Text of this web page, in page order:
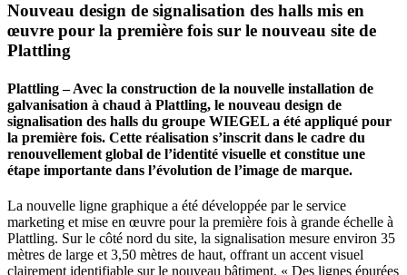
Nouveau design de signalisation des halls mis en
œuvre pour la première fois sur le nouveau site de
Plattling
Plattling– Avec la construction de la nouvelle installation de
galvanisation à chaud à Plattling, le nouveau design de
signalisation des halls du groupe WIEGEL a été appliqué pour
la première fois. Cette réalisation s’inscrit dans le cadre du
renouvellement global de l’identité visuelle et constitue une
étape importante dans l’évolution de l’image de marque.
La nouvelle ligne graphique a été développée par le service
marketing et mise en œuvre pour la première fois à grande échelle à
Plattling. Sur le côté nord du site, la signalisation mesure environ 35
mètres de large et 3,50 mètres de haut, offrant un accent visuel
clairement identifiable sur le nouveau bâtiment. « Des lignes épurées